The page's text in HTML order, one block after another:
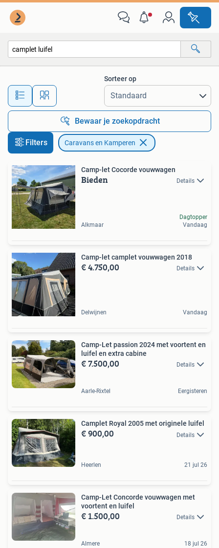
Alle afstanden…
Sorteer op
Bewaar je zoekopdracht
Filters Caravans en Kamperen
Camp-let Cocorde vouwwagen
Bieden Details
Alkmaar
Dagtopper
Vandaag
Camp-let camplet vouwwagen 2018
€ 4.750,00 Details
Delwijnen Vandaag
Camp-Let passion 2024 met voortent en
luifel en extra cabine
€ 7.500,00 Details
Aarle-Rixtel Eergisteren
Camplet Royal 2005 met originele luifel
€ 900,00 Details
Heerlen 21 jul 26
Camp-Let Concorde vouwwagen met
voortent en luifel
€ 1.500,00 Details
Almere 18 jul 26